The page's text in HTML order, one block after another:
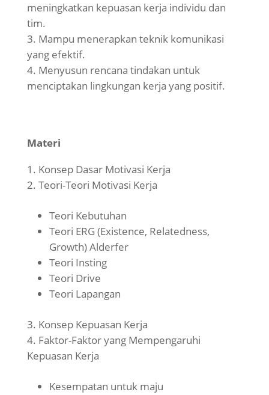
meningkatkan kepuasan kerja individu dan
tim.
Mampu menerapkan teknik komunikasi
yang efektif.
Menyusun rencana tindakan untuk
menciptakan lingkungan kerja yang positif.
Materi
Konsep Dasar Motivasi Kerja
Teori-Teori Motivasi Kerja
Teori Kebutuhan
Teori ERG (Existence, Relatedness,
Growth) Alderfer
Teori Insting
Teori Drive
Teori Lapangan
Konsep Kepuasan Kerja
Faktor-Faktor yang Mempengaruhi
Kepuasan Kerja
Kesempatan untuk maju